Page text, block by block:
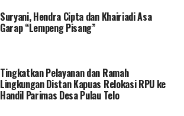
Suryani, Hendra Cipta dan Khairiadi Asa
Garap “Lempeng Pisang”
Tingkatkan Pelayanan dan Ramah
Lingkungan Distan Kapuas Relokasi RPU ke
Handil Parimas Desa Pulau Telo